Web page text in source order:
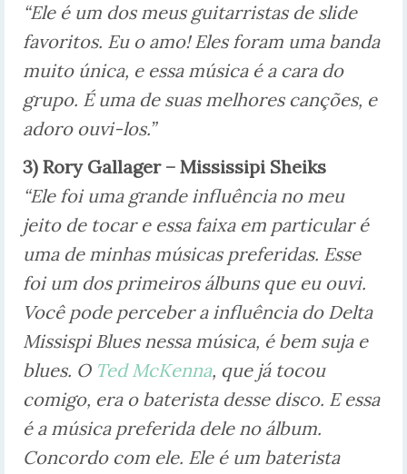
“Ele é um dos meus guitarristas de slide
favoritos. Eu o amo! Eles foram uma banda
muito única, e essa música é a cara do
grupo. É uma de suas melhores canções, e
adoro ouvi-los.”
3) Rory Gallager – Mississipi Sheiks
“Ele foi uma grande influência no meu
jeito de tocar e essa faixa em particular é
uma de minhas músicas preferidas. Esse
foi um dos primeiros álbuns que eu ouvi.
Você pode perceber a influência doDelta
Missispi Blues nessa música, é bem suja e
blues. OTed McKenna, que já tocou
comigo, era o baterista desse disco. E essa
é a música preferida dele no álbum.
Concordo com ele. Ele é um baterista